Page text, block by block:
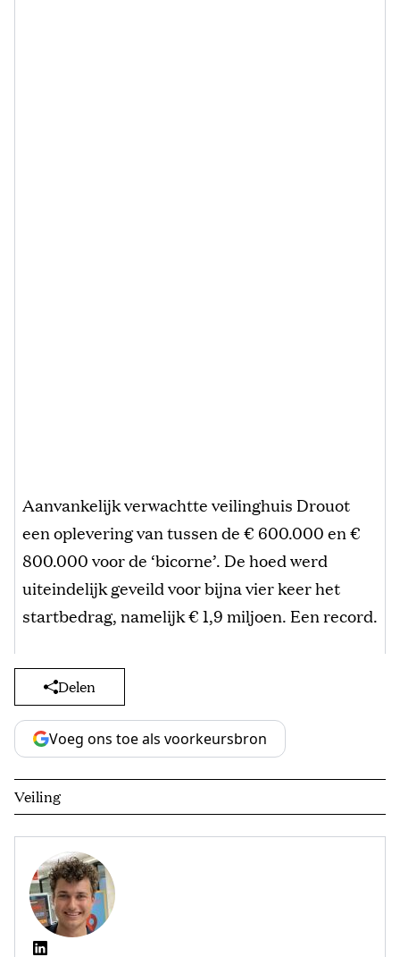
Aanvankelijk verwachtte veilinghuis Drouot
een oplevering van tussen de € 600.000 en €
800.000 voor de ‘bicorne’. De hoed werd
uiteindelijk geveild voor bijna vier keer het
startbedrag, namelijk € 1,9 miljoen. Een record.
Delen
Voeg ons toe als voorkeursbron
Veiling